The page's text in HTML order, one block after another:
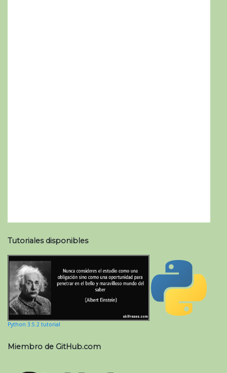
Tutoriales disponibles
Python 3.5.2 tutorial
Miembro de GitHub.com